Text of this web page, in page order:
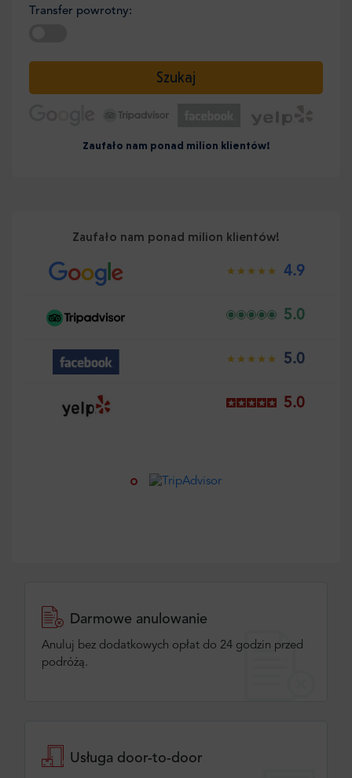
Transfer powrotny:
Szukaj
Zaufało nam ponad milion klientów!
Zaufało nam ponad milion klientów!
4.9
5.0
5.0
5.0
Darmowe anulowanie
Anuluj bez dodatkowych opłat do 24 godzin przed
podróżą.
Usługa door-to-door